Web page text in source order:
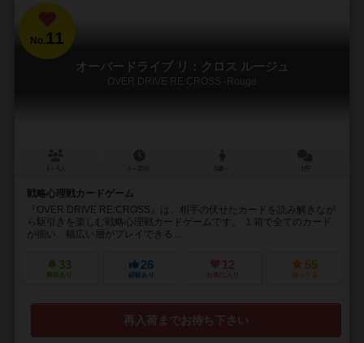
No.11
オーバードライブ リ：クロス ルージュ
OVER DRIVE RE:CROSS -Rouge
戦略心理戦カードゲーム
『OVER DRIVE RE:CROSS』は、相手の伏せたカードを読み解きなが
ら駆引きを楽しむ戦略心理戦カードゲームです。 １箱で全てのカード
が揃い、幅広い層がプレイできる...
33
興味あり
26
経験あり
12
お気に入り
55
持ってる
再入荷までお待ち下さい